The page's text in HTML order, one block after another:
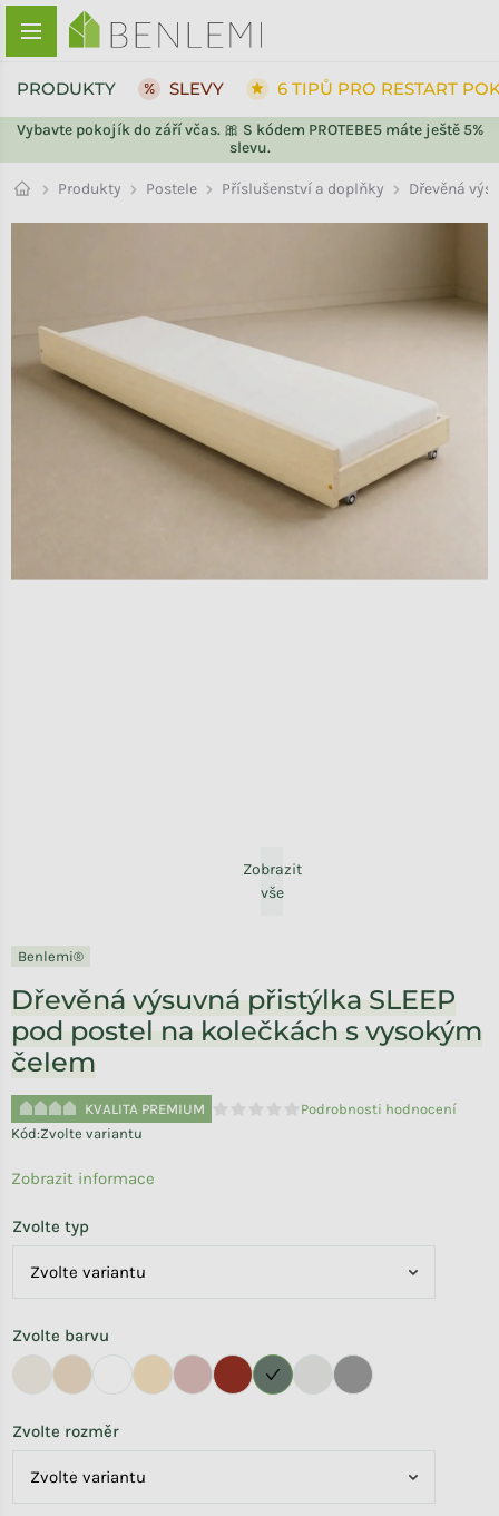
Přejít na obsah
Vybavte pokojík do září včas. 🎀 S kódem PROTEBE5 máte ještě 5%
slevu.
PRODUKTY SLEVY 6 TIPŮ PRO RESTART
Produkty Postele Příslušenství a doplňky Dřevěná
Zobrazit
vše
Benlemi®
Dřevěná výsuvná přistýlka SLEEP
pod postel na kolečkách s vysokým
čelem
KVALITA PREMIUM
Průměrné hodnocení produktu je
Podrobnosti hodnocení
Kód:Zvolte variantu
Zvolte typ
Zvolte barvu
Zvolte rozměr
Zobrazit informace
ZPĚT DO OBCHODU